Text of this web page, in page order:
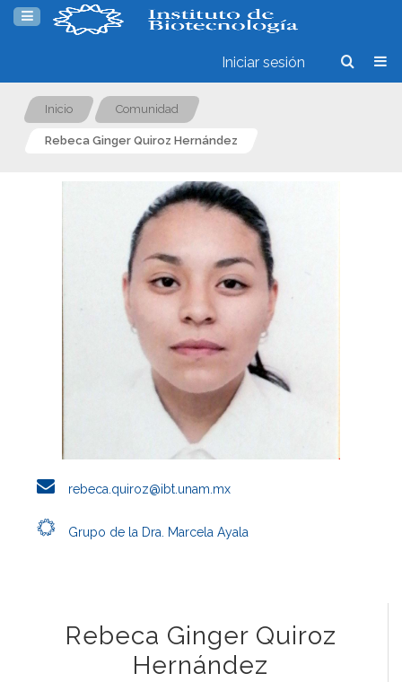
Iniciar sesión
Inicio Comunidad
Rebeca Ginger Quiroz Hernández
rebeca.quiroz@ibt.unam.mx
Grupo de la Dra. Marcela Ayala
Rebeca Ginger Quiroz
Hernández